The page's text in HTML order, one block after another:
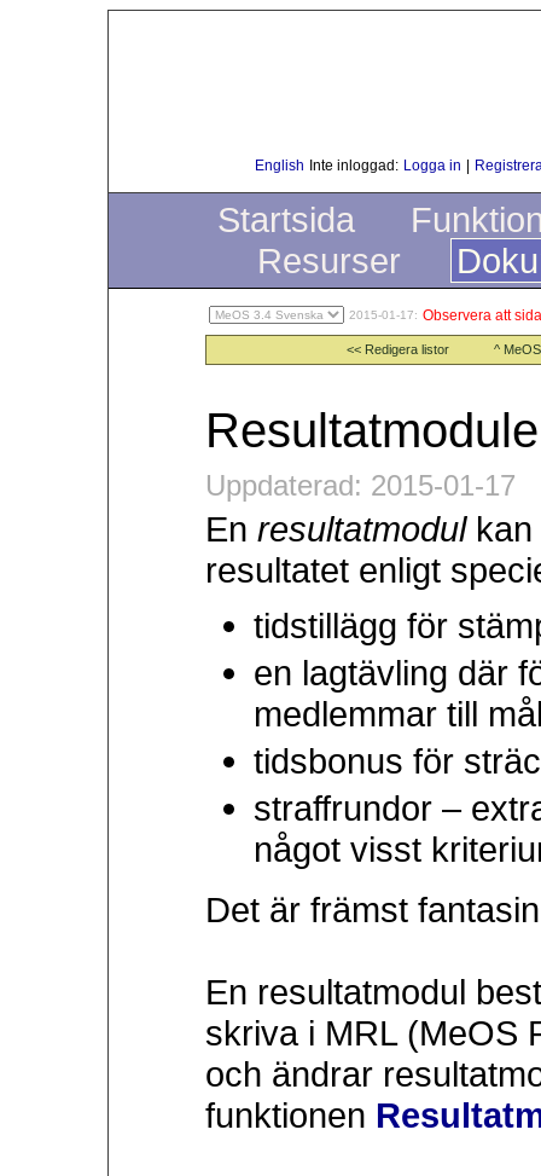
English Inte inloggad: Logga in
Startsida
Resurser
2015-01-17: Observera att
<< Redigera listor ^
Uppdaterad: 2015-01-17
En resultatmodulkan
resultatet enligt
tidstillägg för
en lagtävling där
medlemmar till
tidsbonus för
straffrundor –
något visst
Det är främst
En resultatmodul
skriva i MRL (MeOS
och ändrar
funktionen